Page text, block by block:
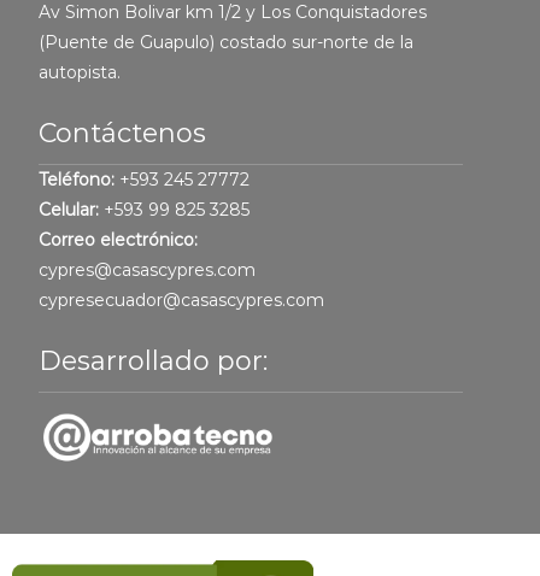
Av Simon Bolivar km 1/2 y Los Conquistadores
(Puente de Guapulo) costado sur-norte de la
autopista.
Contáctenos
Teléfono: +593 245 27772
Celular: +593 99 825 3285
Correo electrónico:
cypres@casascypres.com
cypresecuador@casascypres.com
Desarrollado por: